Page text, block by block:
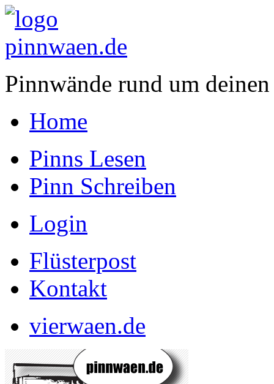
Pinnwände rund um
Home
Pinns Lesen
Pinn Schreiben
Login
Flüsterpost
Kontakt
vierwaen.de